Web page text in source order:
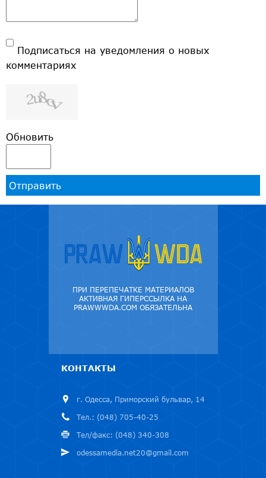
Подписаться на уведомления о новых
комментариях
Обновить
Отправить
ПРИ ПЕРЕПЕЧАТКЕ МАТЕРИАЛОВ
АКТИВНАЯ ГИПЕРССЫЛКА НА
PRAWWWDA.COM ОБЯЗАТЕЛЬНА
КОНТАКТЫ
г. Одесса, Приморский бульвар, 14
Тел.: (048) 705-40-25
Тел/факс: (048) 340-308
odessamedia.net20@gmail.com